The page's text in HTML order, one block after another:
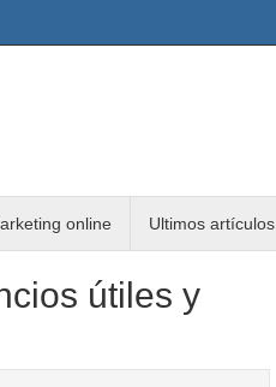
online Ultimos artículos
útiles y